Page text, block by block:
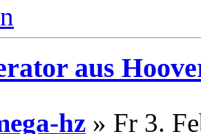
aus
hz » Fr 3.